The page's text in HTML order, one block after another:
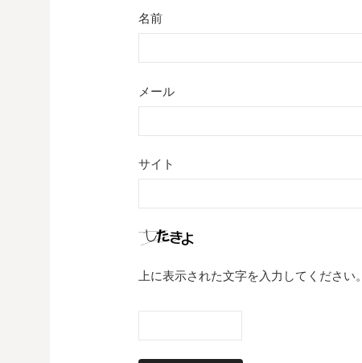
名前
メール
サイト
上に表示された文字を入力してください。